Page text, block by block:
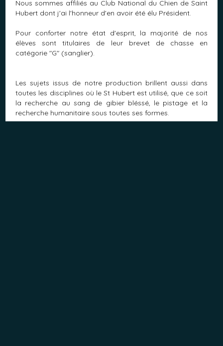
Nous sommes affiliés au Club National du Chien de Saint
Hubert dont j'ai l'honneur d'en avoir été élu Président.
Pour conforter notre état d'esprit, la majorité de nos
élèves sont titulaires de leur brevet de chasse en
catégorie "G" (sanglier).
Les sujets issus de notre production brillent aussi dans
toutes les disciplines où le St Hubert est utilisé, que ce soit
la recherche au sang de gibier bléssé, le pistage et la
recherche humanitaire sous toutes ses formes.